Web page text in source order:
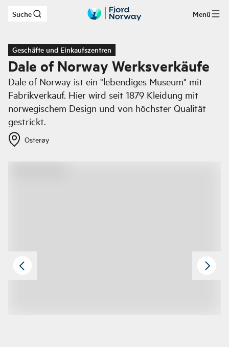
Zum Hauptinhalt
Suche Menü
Geschäfte und Einkaufszentren
Dale of Norway Werksverkäufe
Dale of Norway ist ein "lebendiges Museum" mit
Fabrikverkauf. Hier wird seit 1879 Kleidung mit
norwegischem Design und von höchster Qualität
gestrickt.
Osterøy